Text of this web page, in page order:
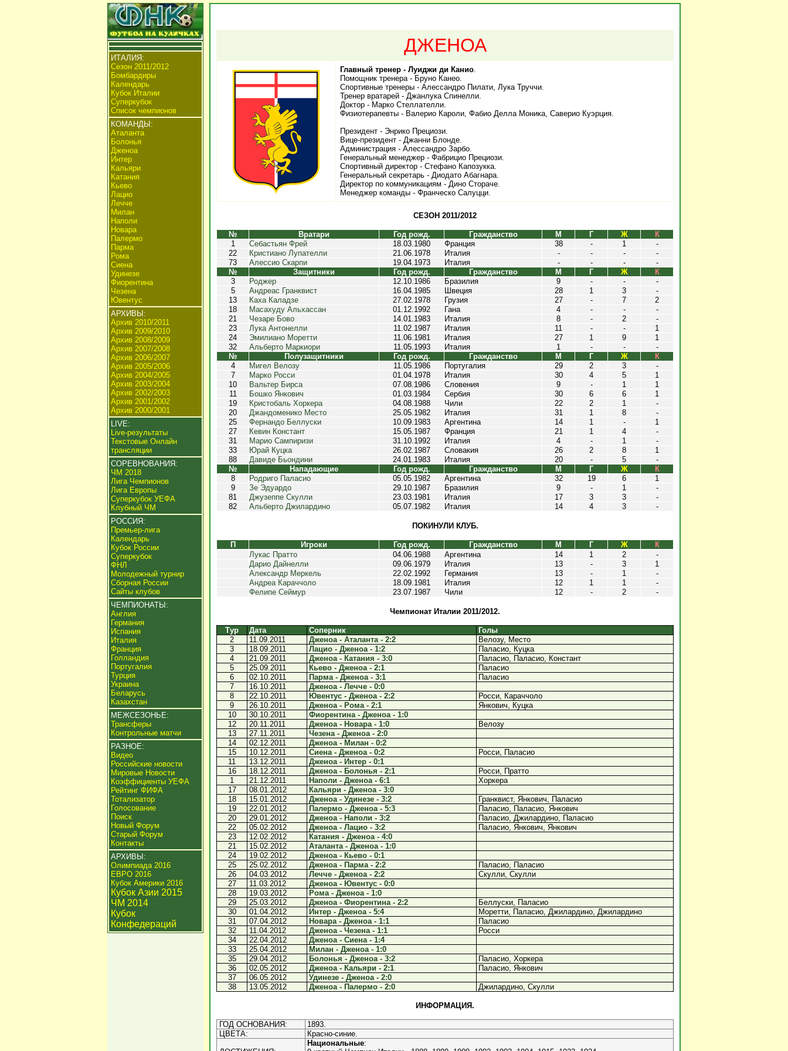
ИТАЛИЯ:
Сезон 2011/2012
Бомбардиры
Календарь
Кубок Италии
Суперкубок
Список чемпионов
КОМАНДЫ:
Аталанта
Болонья
Дженоа
Интер
Кальяри
Катания
Кьево
Лацио
Лечче
Милан
Наполи
Новара
Палермо
Парма
Рома
Сиена
Удинезе
Фиорентина
Чезена
Ювентус
АРХИВЫ:
Архив 2010/2011
Архив 2009/2010
Архив 2008/2009
Архив 2007/2008
Архив 2006/2007
Архив 2005/2006
Архив 2004/2005
Архив 2003/2004
Архив 2002/2003
Архив 2001/2002
Архив 2000/2001
LIVE:
Live-результаты
Текстовые Онлайн
трансляции
СОРЕВНОВАНИЯ:
ЧМ 2018
Лига Чемпионов
Лига Европы
Суперкубок УЕФА
Клубный ЧМ
РОССИЯ:
Премьер-лига
Календарь
Кубок России
Суперкубок
ФНЛ
Молодежный турнир
Сборная России
Сайты клубов
ЧЕМПИОНАТЫ:
Англия
Германия
Испания
Италия
Франция
Голландия
Португалия
Турция
Украина
Беларусь
Казахстан
МЕЖСЕЗОНЬЕ:
Трансферы
Контрольные матчи
РАЗНОЕ:
Видео
Российские новости
Мировые Новости
Коэффициенты УЕФА
Рейтинг ФИФА
Тотализатор
Голосование
Поиск
Новый Форум
Старый Форум
Контакты
АРХИВЫ:
Олимпиада 2016
ЕВРО 2016
Кубок Америки 2016
Кубок Азии 2015
ЧМ 2014
Кубок
Конфедераций
ДЖЕНОА
Главный тренер - Луиджи ди Канио.
Помощник тренера - Бруно Канео.
Спортивные тренеры - Алессандро Пилати, Лука Труччи.
Тренер вратарей - Джанлука Спинелли.
Доктор - Марко Стеллателли.
Физиотерапевты - Валерио Кароли, Фабио Делла Моника, Саверио Куэрция.
Президент - Энрико Прециози.
Вице-президент - Джанни Блонде.
Администрация - Алессандро Зарбо.
Генеральный менеджер - Фабрицио Прециози.
Спортивный директор - Стефано Капозукка.
Генеральный секретарь - Диодато Абагнара.
Директор по коммуникациям - Дино Стораче.
Менеджер команды - Франческо Салуцци.
СЕЗОН 2011/2012
№ Вратари Год рожд. Гражданство М Г Ж
К
1
Себастьян Фрей 18.03.1980 Франция 38 - 1
-
22
Кристиано Лупателли 21.06.1978 Италия - - -
-
73
Алессио Скарпи 19.04.1973 Италия - - -
-
№
Защитники Год рожд. Гражданство М Г Ж
К
3
Роджер 12.10.1986 Бразилия 9 - -
-
5
Андреас Гранквист 16.04.1985 Швеция 28 1 3
-
13
Каха Каладзе 27.02.1978 Грузия 27 - 7
2
18
Масахуду Альхассан 01.12.1992 Гана 4 - -
-
21
Чезаре Бово 14.01.1983 Италия 8 - 2
-
23
Лука Антонелли 11.02.1987 Италия 11 - -
1
24
Эмилиано Моретти 11.06.1981 Италия 27 1 9
1
32
Альберто Маркиори 11.05.1993 Италия 1 - -
-
№
Полузащитники Год рожд. Гражданство М Г Ж
К
4
Мигел Велозу 11.05.1986 Португалия 29 2 3
-
7
Марко Росси 01.04.1978 Италия 30 4 5
1
10
Вальтер Бирса 07.08.1986 Словения 9 - 1
1
11
Бошко Янкович 01.03.1984 Сербия 30 6 6
1
19
Кристобаль Хоркера 04.08.1988 Чили 22 2 1
-
20
Джандоменико Место 25.05.1982 Италия 31 1 8
-
25
Фернандо Беллуски 10.09.1983 Аргентина 14 1 -
1
27
Кевин Констант 15.05.1987 Франция 21 1 4
-
31
Марио Сампиризи 31.10.1992 Италия 4 - 1
-
33
Юрай Куцка 26.02.1987 Словакия 26 2 8
1
88
Давиде Бьондини 24.01.1983 Италия 20 - 5
-
№
Нападающие Год рожд. Гражданство М Г Ж
К
8
Родриго Паласио 05.05.1982 Аргентина 32 19 6
1
9
Зе Эдуардо 29.10.1987 Бразилия 9 - 1
-
81
Джузеппе Скулли 23.03.1981 Италия 17 3 3
-
82
Альберто Джилардино 05.07.1982 Италия 14 4 3 -
ПОКИНУЛИ КЛУБ.
П Игроки Год рожд. Гражданство М Г Ж
К
Лукас Пратто
04.06.1988 Аргентина 14 1 2
-
Дарио Дайнелли
09.06.1979 Италия 13 - 3
1
Александр Меркель
22.02.1992 Германия 13 - 1
-
Андреа Караччоло
18.09.1981 Италия 12 1 1
-
Фелипе Сеймур
23.07.1987 Чили 12 - 2 -
Чемпионат Италии 2011/2012.
Тур Дата Соперник
Голы
2
11.09.2011 Дженоа - Аталанта - 2:2
Велозу, Место
3
18.09.2011 Лацио - Дженоа - 1:2
Паласио, Куцка
4
21.09.2011 Дженоа - Катания - 3:0
Паласио, Паласио, Констант
5
25.09.2011 Кьево - Дженоа - 2:1
Паласио
6
02.10.2011 Парма - Дженоа - 3:1
Паласио
7
16.10.2011
Дженоа - Лечче - 0:0
8
22.10.2011 Ювентус - Дженоа - 2:2
Росси, Караччоло
9
26.10.2011 Дженоа - Рома - 2:1
Янкович, Куцка
10
30.10.2011
Фиорентина - Дженоа - 1:0
12
20.11.2011 Дженоа - Новара - 1:0
Велозу
13
27.11.2011
Чезена - Дженоа - 2:0
14
02.12.2011
Дженоа - Милан - 0:2
15
10.12.2011 Сиена - Дженоа - 0:2
Росси, Паласио
11
13.12.2011
Дженоа - Интер - 0:1
16
18.12.2011 Дженоа - Болонья - 2:1
Росси, Пратто
1
21.12.2011 Наполи - Дженоа - 6:1
Хоркера
17
08.01.2012
Кальяри - Дженоа - 3:0
18
15.01.2012 Дженоа - Удинезе - 3:2
Гранквист, Янкович, Паласио
19
22.01.2012 Палермо - Дженоа - 5:3
Паласио, Паласио, Янкович
20
29.01.2012 Дженоа - Наполи - 3:2
Паласио, Джилардино, Паласио
22
05.02.2012 Дженоа - Лацио - 3:2
Паласио, Янкович, Янкович
23
12.02.2012
Катания - Дженоа - 4:0
21
15.02.2012
Аталанта - Дженоа - 1:0
24
19.02.2012
Дженоа - Кьево - 0:1
25
25.02.2012 Дженоа - Парма - 2:2
Паласио, Паласио
26
04.03.2012 Лечче - Дженоа - 2:2
Скулли, Скулли
27
11.03.2012
Дженоа - Ювентус - 0:0
28
19.03.2012
Рома - Дженоа - 1:0
29
25.03.2012 Дженоа - Фиорентина - 2:2
Беллуски, Паласио
30
01.04.2012 Интер - Дженоа - 5:4
Моретти, Паласио, Джилардино, Джилардино
31
07.04.2012 Новара - Дженоа - 1:1
Паласио
32
11.04.2012 Дженоа - Чезена - 1:1
Росси
34
22.04.2012
Дженоа - Сиена - 1:4
33
25.04.2012
Милан - Дженоа - 1:0
35
29.04.2012 Болонья - Дженоа - 3:2
Паласио, Хоркера
36
02.05.2012 Дженоа - Кальяри - 2:1
Паласио, Янкович
37
06.05.2012
Удинезе - Дженоа - 2:0
38
13.05.2012 Дженоа - Палермо - 2:0 Джилардино, Скулли
ИНФОРМАЦИЯ.
ГОД ОСНОВАНИЯ:
1893.
ЦВЕТА:
Красно-синие.
Национальные: